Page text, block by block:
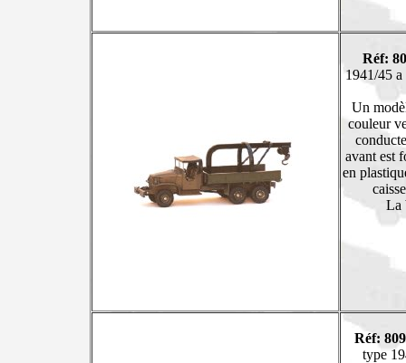
Réf:
1941/45
Un
couleur
avant est
en
La
Réf:
type